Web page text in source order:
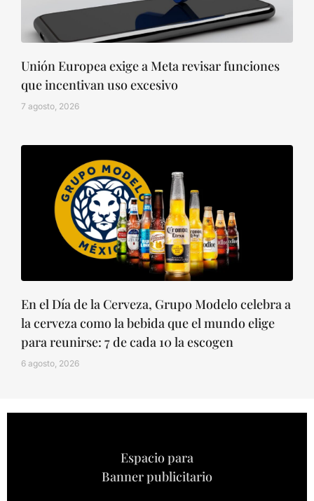
Unión Europea exige a Meta revisar funciones
que incentivan uso excesivo
7 agosto, 2026
En el Día de la Cerveza, Grupo Modelo celebra a
la cerveza como la bebida que el mundo elige
para reunirse: 7 de cada 10 la escogen
6 agosto, 2026
Espacio para
Banner publicitario